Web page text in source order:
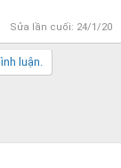
Sửa lần cuối: 24/1/20
luận.